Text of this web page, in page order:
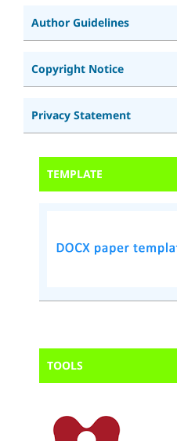
Author Guidelines
Copyright Notice
Privacy Statement
TEMPLATE
TOOLS